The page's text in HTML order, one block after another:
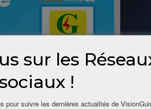
de Dixinn dans le cadre
d’état-major général des
sur les
!
pour suivre les dernières actualités de